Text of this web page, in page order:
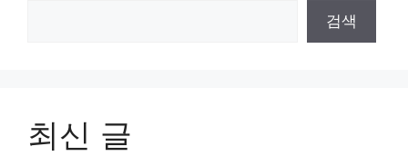
검색
최신 글